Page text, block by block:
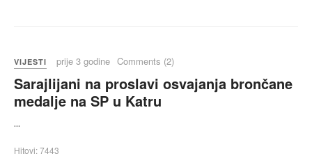
VIJESTI prije 3 godine Comments (2)
Sarajlijani na proslavi osvajanja brončane
medalje na SP u Katru
...
Hitovi: 7443